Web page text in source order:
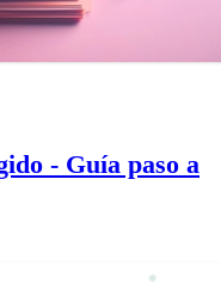
- Guía paso a